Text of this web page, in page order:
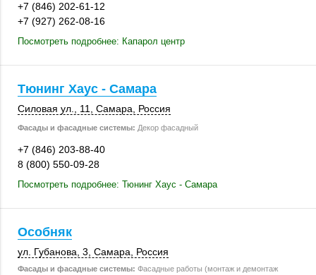
+7 (846) 202-61-12
+7 (927) 262-08-16
Посмотреть подробнее: Капарол центр
Тюнинг Хаус - Самара
Силовая ул., 11 Самара Россия
Фасады и фасадные системы: Декор фасадный
+7 (846) 203-88-40
8 (800) 550-09-28
Посмотреть подробнее: Тюнинг Хаус - Самара
Особняк
ул. Губанова, 3 Самара Россия
Фасады и фасадные системы: Фасадные работы (монтаж и демонтаж